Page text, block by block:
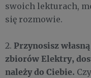
swoich lekturach,
się rozmowie.
2. Przynosisz
zbiorów Elektry,
należy do Ciebie.